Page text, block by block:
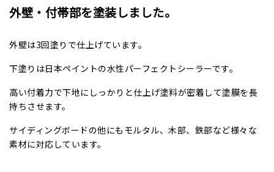
外壁・付帯部を塗装しました。
外壁は3回塗りで仕上げています。
下塗りは日本ペイントの水性パーフェクトシーラーです。
高い付着力で下地にしっかりと仕上げ塗料が密着して塗膜を長
持ちさせます。
サイディングボードの他にもモルタル、木部、鉄部など様々な
素材に対応しています。